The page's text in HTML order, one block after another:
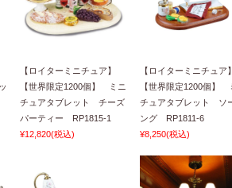
【ロイターミニチュア】
【世界限定1200個】 ミニ
チュアタブレット チーズ
パーティー RP1815-1
¥12,820(税込)
【ロイターミニチュア】
【世界限定1200個】
チュアタブレット ソ
ング RP1811-6
¥8,250(税込)